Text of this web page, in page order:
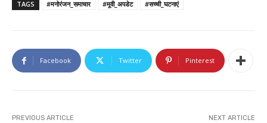
TAGS #मनोरंजन_समाचार #मूवी_अपडेट #सच्ची_घटनाएं
Facebook Twitter Pinterest
PREVIOUS ARTICLE NEXT ARTICLE